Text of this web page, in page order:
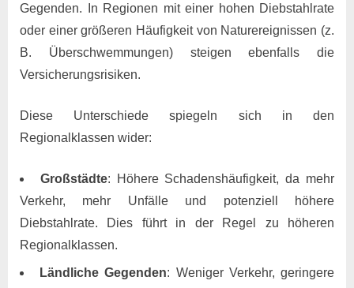
Gegenden. In Regionen mit einer hohen Diebstahlrate
oder einer größeren Häufigkeit von Naturereignissen (z.
B. Überschwemmungen) steigen ebenfalls die
Versicherungsrisiken.
Diese Unterschiede spiegeln sich in den
Regionalklassen wider:
Großstädte: Höhere Schadenshäufigkeit, da mehr
Verkehr, mehr Unfälle und potenziell höhere
Diebstahlrate. Dies führt in der Regel zu höheren
Regionalklassen.
Ländliche Gegenden: Weniger Verkehr, geringere